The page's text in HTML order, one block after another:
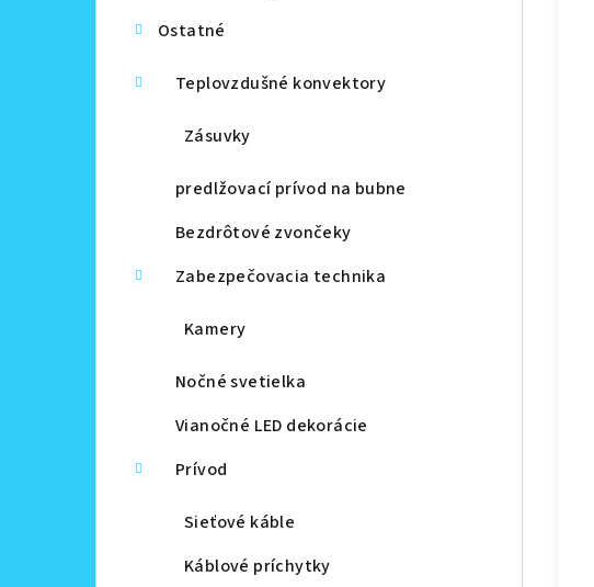
Ostatné
Teplovzdušné konvektory
Zásuvky
predlžovací prívod na bubne
Bezdrôtové zvončeky
Zabezpečovacia technika
Kamery
Nočné svetielka
Vianočné LED dekorácie
Prívod
Sieťové káble
Káblové príchytky